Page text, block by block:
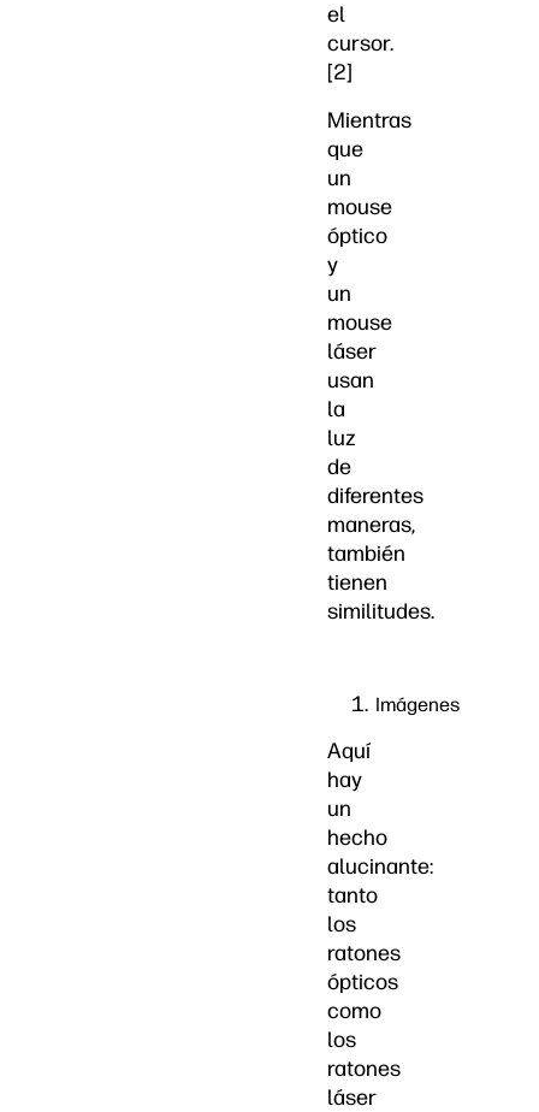
el
cursor.
[2]
Mientras
que
un
mouse
óptico
y
un
mouse
láser
usan
la
luz
de
diferentes
maneras,
también
tienen
similitudes.
Imágenes
Aquí
hay
un
hecho
alucinante:
tanto
los
ratones
ópticos
como
los
ratones
láser